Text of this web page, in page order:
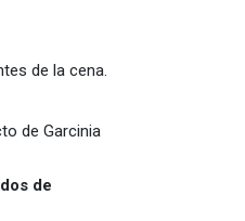
de la cena.
de Garcinia
de